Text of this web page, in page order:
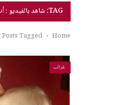
TAG: شاهد بالفيديو : أب يتزوج أبنته ذات ال 16 شهرا
Home
› Posts Tagged "شاهد بالفيديو : أب يتزوج أبنته ذات ال 16 شهرا"
غرائب